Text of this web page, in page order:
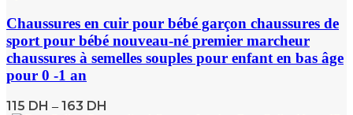
Chaussures en cuir pour bébé garçon chaussures de
sport pour bébé nouveau-né premier marcheur
chaussures à semelles souples pour enfant en bas âge
pour 0 -1 an
115 DH – 163 DH